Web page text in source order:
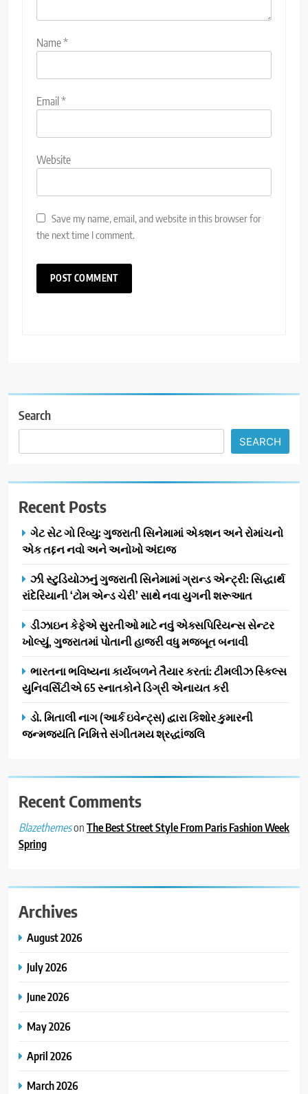
Name*
Email *
Website
Save my name, email, and website in this browser for
the next time I comment.
Search
SEARCH
Recent Posts
ગેટ સેટ ગો રિવ્યુ: ગુજરાતી સિનેમામાં એક્શન અને રોમાંચનો
એક તદ્દન નવો અને અનોખો અંદાજ
ઝી સ્ટુડિયોઝનું ગુજરાતી સિનેમામાં ગ્રાન્ડ એન્ટ્રી: સિદ્ધાર્થ
રાંદેરિયાની ‘ટોમ એન્ડ ચેરી’ સાથે નવા યુગની શરૂઆત
ડીઝાઇન કેફેએ સુરતીઓ માટે નવું એક્સપિરિયન્સ સેન્ટર
ખોલ્યું, ગુજરાતમાં પોતાની હાજરી વધુ મજબૂત બનાવી
ભારતના ભવિષ્યના કાર્યબળને તૈયાર કરતાં: ટીમલીઝ સ્કિલ્સ
યુનિવર્સિટીએ 65 સ્નાતકોને ડિગ્રી એનાયત કરી
ડો. મિતાલી નાગ (આર્ક ઇવેન્ટ્સ) દ્વારા કિશોર કુમારની
જન્મજયંતિ નિમિત્તે સંગીતમય શ્રદ્ધાંજલિ
Recent Comments
BlazethemesonThe Best Street Style From Paris Fashion Week
Spring
Archives
August 2026
July 2026
June 2026
May 2026
April 2026
March 2026